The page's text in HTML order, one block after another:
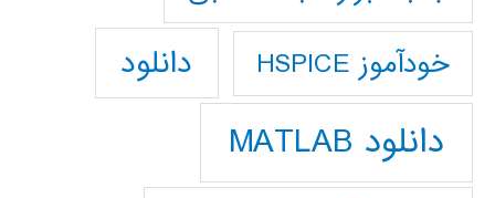
خودآموز HSPICE دانلود
دانلود MATLAB